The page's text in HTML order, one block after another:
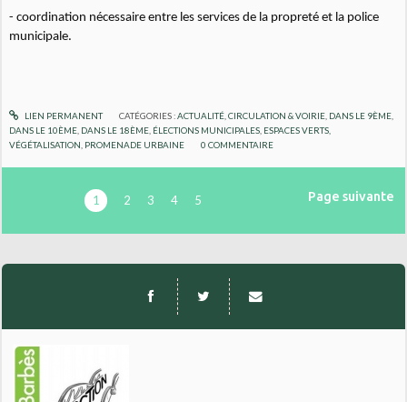
- coordination nécessaire entre les services de la propreté et la police
municipale.
LIEN PERMANENT CATÉGORIES :ACTUALITÉ, CIRCULATION & VOIRIE, DANS LE 9ÈME,
DANS LE 10ÈME DANS LE 18ÈME ÉLECTIONS MUNICIPALES ESPACES VERTS,
VÉGÉTALISATION PROMENADE URBAINE 0 COMMENTAIRE
1 2 3 4 5 Page suivante